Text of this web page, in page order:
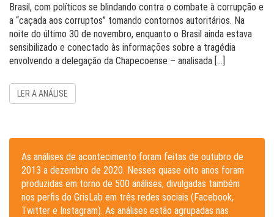
Brasil, com políticos se blindando contra o combate à corrupção e
a “caçada aos corruptos” tomando contornos autoritários. Na
noite do último 30 de novembro, enquanto o Brasil ainda estava
sensibilizado e conectado às informações sobre a tragédia
envolvendo a delegação da Chapecoense – analisada […]
LER A ANÁLISE
As análises de acontecimento foram feitas de outubro de
2013 a dezembro de 2020. Nesses quase oito anos foram
produzidas em torno de 500 análises, divulgadas também
nos perfis do GrisLab em três redes sociais (Facebook,
Twitter e Instagram). As análises estão agrupadas nas